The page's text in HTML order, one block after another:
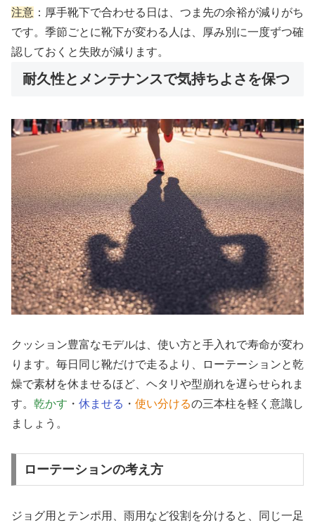
注意 ：厚手靴下で合わせる日は、つま先の余裕が減りがち
です。季節ごとに靴下が変わる人は、厚み別に一度ずつ確
認しておくと失敗が減ります。
耐久性とメンテナンスで気持ちよさを保つ
クッション豊富なモデルは、使い方と手入れで寿命が変わ
ります。毎日同じ靴だけで走るより、ローテーションと乾
燥で素材を休ませるほど、ヘタリや型崩れを遅らせられま
す。 乾かす ・ 休ませる ・ 使い分けるの三本柱を軽く意識し
ましょう。
ローテーションの考え方
ジョグ用とテンポ用、雨用など役割を分けると、同じ一足